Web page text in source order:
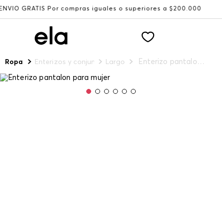
Por compras iguales o superiores a $200.000 Recibe:
Ropa Enterizos y conjuntos Largo Enterizo pantalon para mujer